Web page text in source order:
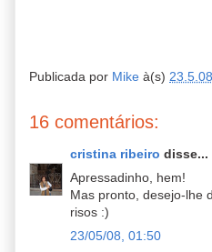
Publicada por Mike à(s) 23.5.08
16 comentários:
cristina ribeiro disse...
Apressadinho, hem!
Mas pronto, desejo-lhe
risos :)
23/05/08, 01:50